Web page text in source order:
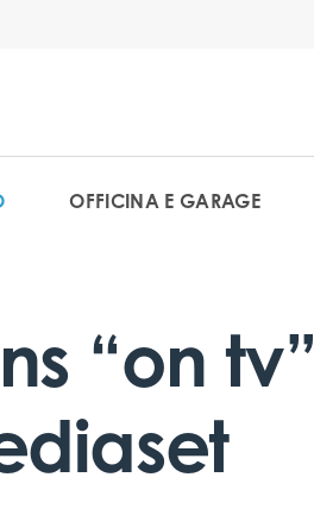
OFFICINA E GARAGE
“on tv”